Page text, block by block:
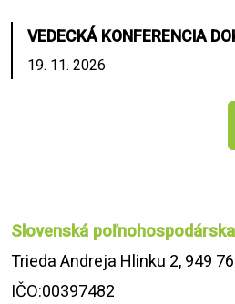
VEDECKÁ KONFERENCIA
19. 11. 2026
Slovenská
Trieda Andreja Hlinku 2, 949
IČO:00397482